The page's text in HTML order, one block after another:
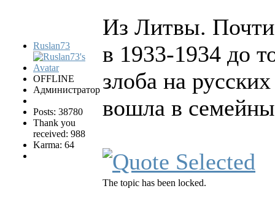
Ruslan73
OFFLINE
Администратор
Posts: 38780
Thank you
received: 988
Karma: 64
Из Литвы. Почти
в 1933-1934 до
злоба на
вошла в
The topic has been locked.